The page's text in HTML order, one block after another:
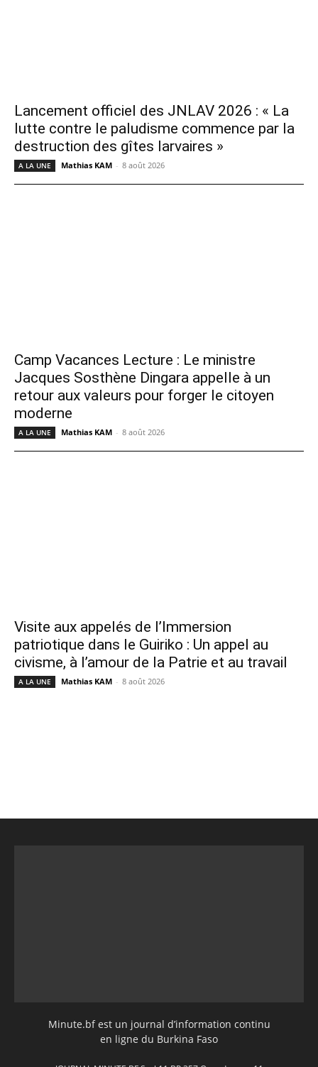
Lancement officiel des JNLAV 2026 : « La
lutte contre le paludisme commence par la
destruction des gîtes larvaires »
A LA UNE Mathias KAM - 8 août 2026
Camp Vacances Lecture : Le ministre
Jacques Sosthène Dingara appelle à un
retour aux valeurs pour forger le citoyen
moderne
A LA UNE Mathias KAM - 8 août 2026
Visite aux appelés de l’Immersion
patriotique dans le Guiriko : Un appel au
civisme, à l’amour de la Patrie et au travail
A LA UNE Mathias KAM - 8 août 2026
Minute.bf est un journal d’information continu
en ligne du Burkina Faso